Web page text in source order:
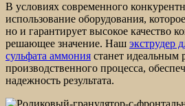
В условиях современного
использование оборудования,
но и гарантирует высокое качество
решающее значение. Наш экструдер
сульфата аммония станет идеальным
производственного процесса,
надежность результата.